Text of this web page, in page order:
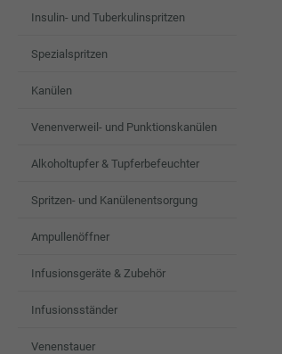
Insulin- und Tuberkulinspritzen
Spezialspritzen
Kanülen
Venenverweil- und Punktionskanülen
Alkoholtupfer & Tupferbefeuchter
Spritzen- und Kanülenentsorgung
Ampullenöffner
Infusionsgeräte & Zubehör
Infusionsständer
Venenstauer